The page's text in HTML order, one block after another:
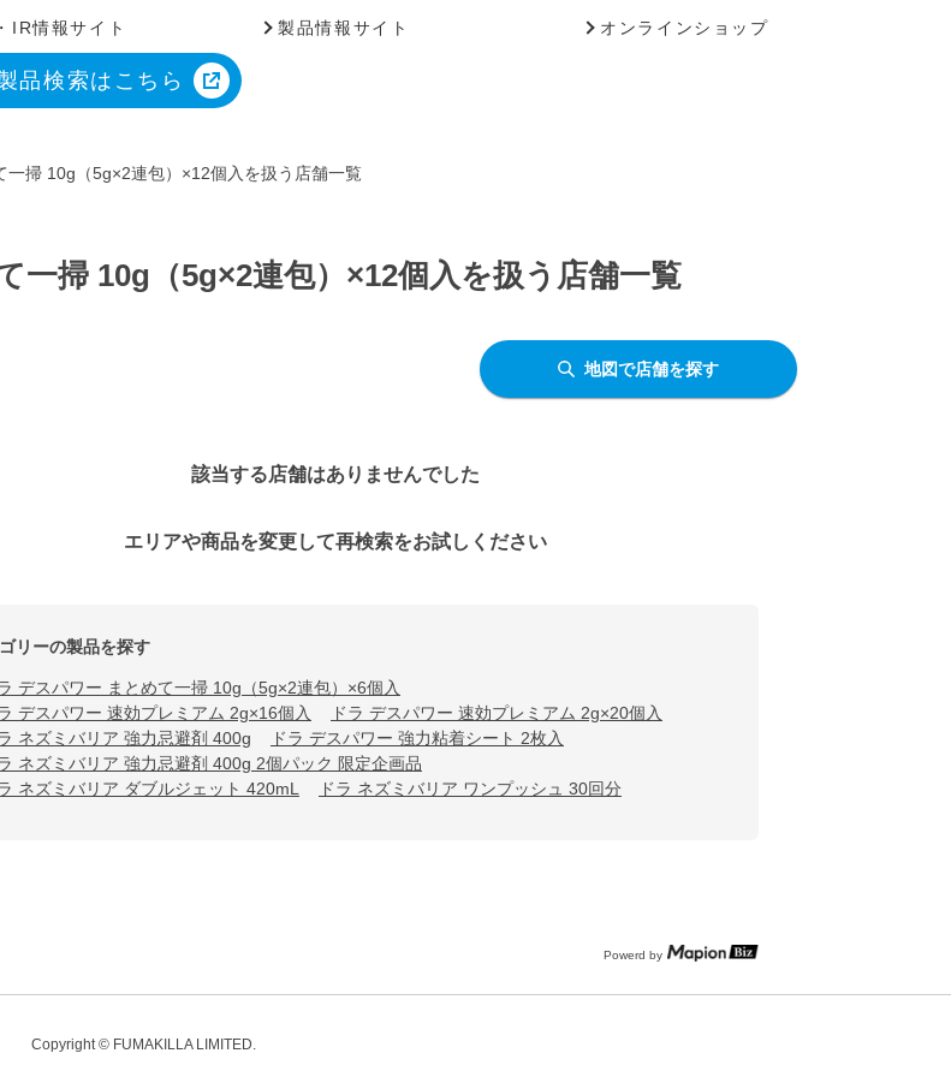
IR情報サイト 製品情報サイト オンラインショップ
品検索はこちら
一掃 10g（5g×2連包）×12個入を扱う店舗一覧
一掃 10g（5g×2連包）×12個入を扱う店舗一覧
地図で店舗を探す
該当する店舗はありませんでした
エリアや商品を変更して再検索をお試しください
リーの製品を探す
デスパワー まとめて一掃 10g（5g×2連包）×6個入
デスパワー 速効プレミアム 2g×16個入
ドラ デスパワー 速効プレミアム 2g×20個入
ネズミバリア 強力忌避剤 400g
ドラ デスパワー 強力粘着シート 2枚入
ネズミバリア 強力忌避剤 400g 2個パック 限定企画品
ネズミバリア ダブルジェット 420mL
ドラ ネズミバリア ワンプッシュ 30回分
Powerd by
Copyright © FUMAKILLA LIMITED.